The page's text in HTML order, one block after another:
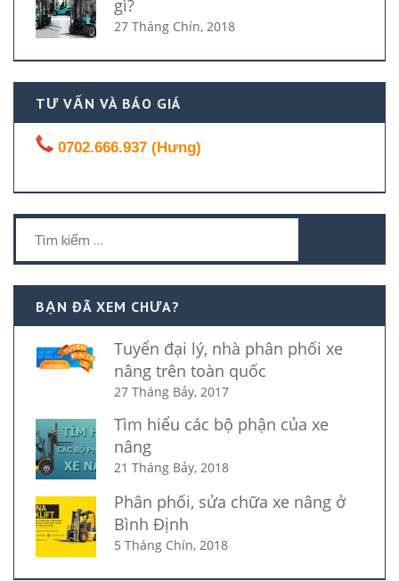
gì?
27 Tháng Chín, 2018
TƯ VẤN VÀ BÁO GIÁ
0702.666.937 (Hưng)
kiếm
cho:
BẠN ĐÃ XEM CHƯA?
Tuyển đại lý, nhà phân phối xe
nâng trên toàn quốc
27 Tháng Bảy, 2017
Tìm hiểu các bộ phận của xe
nâng
21 Tháng Bảy, 2018
Phân phối, sửa chữa xe nâng ở
Bình Định
5 Tháng Chín, 2018